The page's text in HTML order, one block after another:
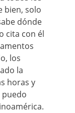
bien, solo
dónde
cita con él
los
la
horas y
puedo